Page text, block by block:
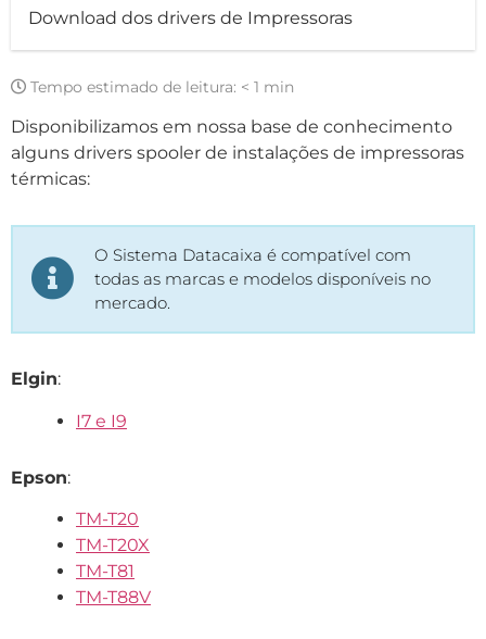
Download dos drivers de Impressoras
Tempo estimado de leitura: < 1 min
Disponibilizamos em nossa base de conhecimento
alguns drivers spooler de instalações de impressoras
térmicas:
O Sistema Datacaixa é compatível com
todas as marcas e modelos disponíveis no
mercado.
Elgin:
I7 e I9
Epson:
TM-T20
TM-T20X
TM-T81
TM-T88V